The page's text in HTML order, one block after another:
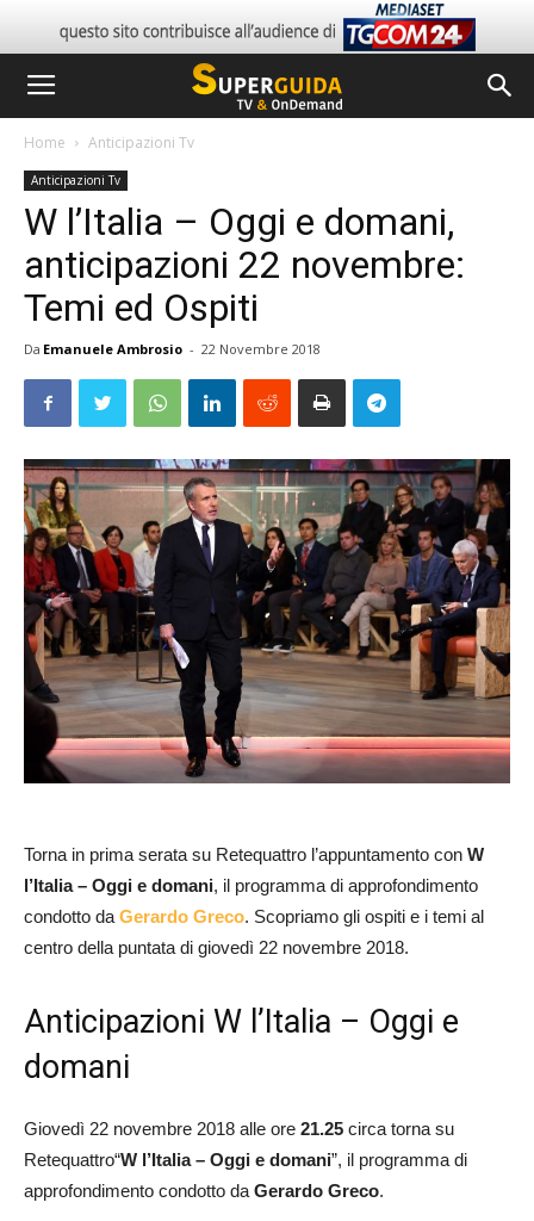
Home Anticipazioni Tv
Anticipazioni Tv
W l’Italia – Oggi e domani,
anticipazioni 22 novembre:
Temi ed Ospiti
Da Emanuele Ambrosio - 22 Novembre 2018
Torna in prima serata su Retequattro l’appuntamento con W
l’Italia – Oggi e domani, il programma di approfondimento
condotto da Gerardo Greco. Scopriamo gli ospiti e i temi al
centro della puntata di giovedì 22 novembre 2018.
Anticipazioni W l’Italia – Oggi e
domani
Giovedì 22 novembre 2018 alle ore 21.25 circa torna su
Retequattro“W l’Italia – Oggi e domani”, il programma di
approfondimento condotto da Gerardo Greco.